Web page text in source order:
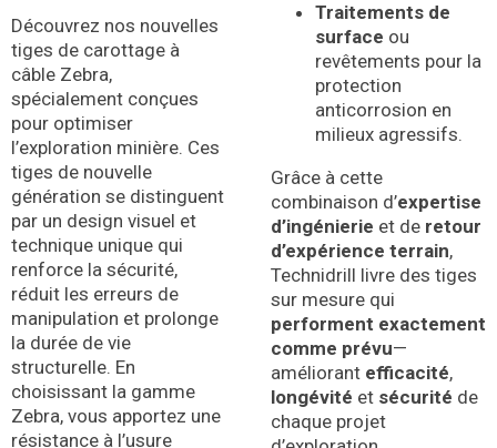
Découvrez nos nouvelles
tiges de carottage à
câble Zebra,
spécialement conçues
pour optimiser
l’exploration minière. Ces
tiges de nouvelle
génération se distinguent
par un design visuel et
technique unique qui
renforce la sécurité,
réduit les erreurs de
manipulation et prolonge
la durée de vie
structurelle. En
choisissant la gamme
Zebra, vous apportez une
résistance à l’usure
Traitements de
surface ou
revêtements pour la
protection
anticorrosion en
milieux agressifs.
Grâce à cette
combinaison d’expertise
d’ingénierie et de retour
d’expérience terrain,
Technidrill livre des tiges
sur mesure qui
performent exactement
comme prévu—
améliorant efficacité,
longévité et sécurité de
chaque projet